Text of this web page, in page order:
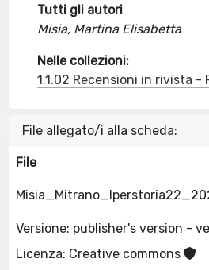
Tutti gli autori
Misia, Martina Elisabetta
Nelle collezioni:
1.1.02 Recensioni in rivista -
File allegato/i alla scheda:
File
Versione: publisher's version -
Licenza: Creative commons